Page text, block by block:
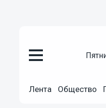
Лента Общество
Раненый